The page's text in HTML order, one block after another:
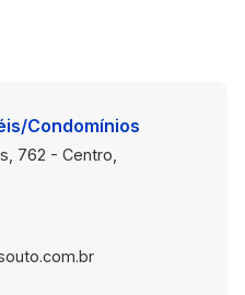
Condomínios
762 - Centro,